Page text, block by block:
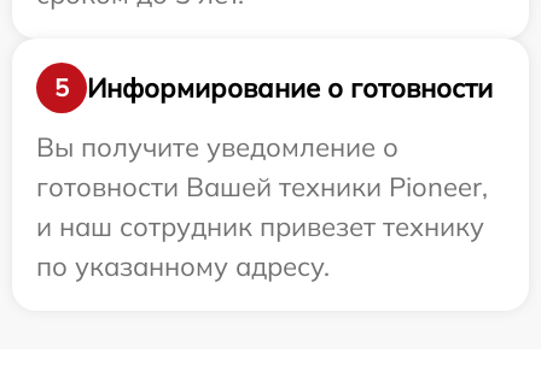
5
Информирование о готовности
Вы получите уведомление о
готовности Вашей техники Pioneer,
и наш сотрудник привезет технику
по указанному адресу.